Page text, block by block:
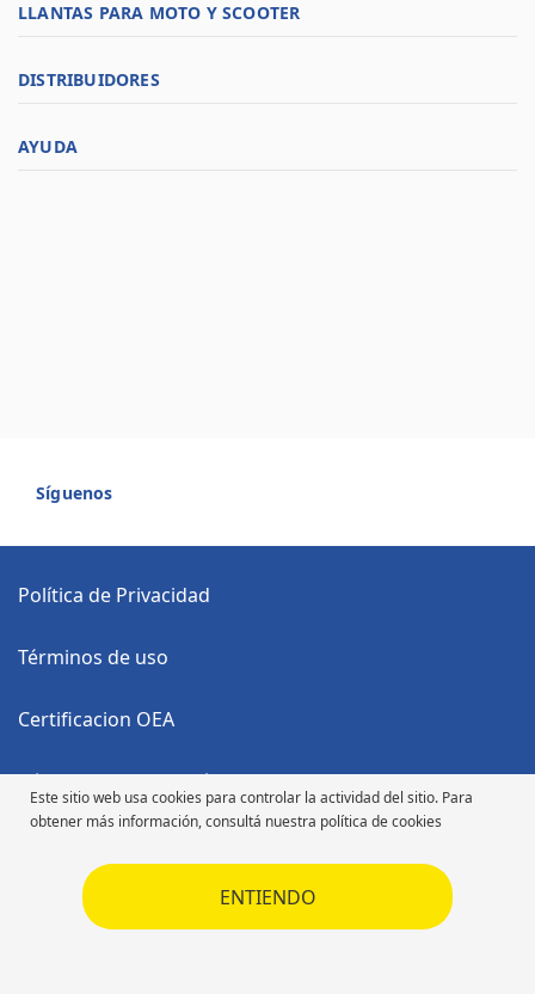
Este sitio web usa cookies para controlar la actividad del sitio. Para
obtener más información, consultá nuestra política de cookies
ENTIENDO
LLANTAS PARA MOTO Y SCOOTER
DISTRIBUIDORES
AYUDA
Síguenos
Política de Privacidad
Términos de uso
Certificacion OEA
Código Anticorrupción
Código de Ética